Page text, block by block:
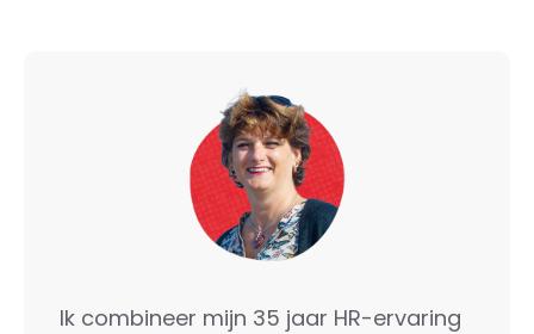
Ik combineer mijn 35 jaar HR-ervaring